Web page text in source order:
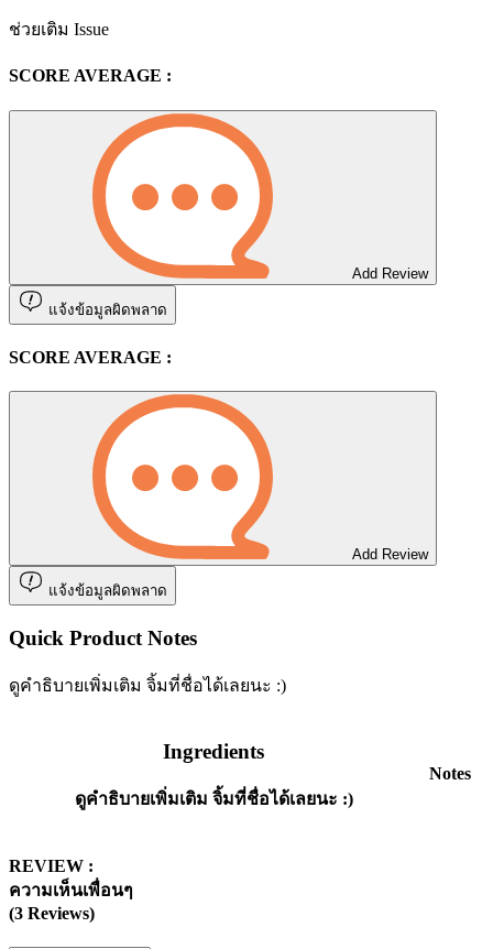
ช่วยเติม Issue
SCORE AVERAGE :
Add Review
แจ้งข้อมูลผิดพลาด
SCORE AVERAGE :
Add Review
แจ้งข้อมูลผิดพลาด
Quick Product Notes
ดูคำธิบายเพิ่มเติม จิ้มที่ชื่อได้เลยนะ :)
Ingredients
ดูคำธิบายเพิ่มเติม จิ้มที่ชื่อได้เลยนะ :)
Notes
REVIEW :
ความเห็นเพื่อนๆ
(3 Reviews)